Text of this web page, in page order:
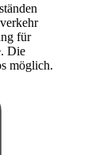
für
Die
möglich.